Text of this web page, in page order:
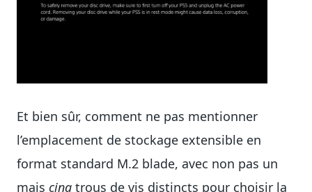
Et bien sûr, comment ne pas mentionner
l’emplacement de stockage extensible en
format standard M.2 blade, avec non pas un
mais cinq trous de vis distincts pour choisir la